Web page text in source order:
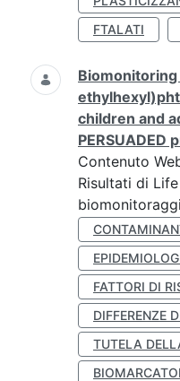
FTALATI
children and
PERSUADED
Contenuto
Risultati di
FATTORI DI
DIFFERENZE
TUTELA